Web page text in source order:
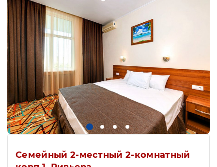
Семейный 2-местный 2-комнатный